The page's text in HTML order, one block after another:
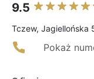
9.5
Tczew, Jagiellońska
Pokaż